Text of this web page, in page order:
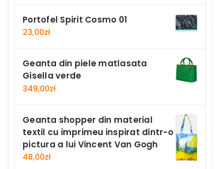
Portofel Spirit Cosmo 01
23,00zł
Geanta din piele matlasata
Gisella verde
349,00zł
Geanta shopper din material
textil cu imprimeu inspirat dintr-o
pictura a lui Vincent Van Gogh
48,00zł